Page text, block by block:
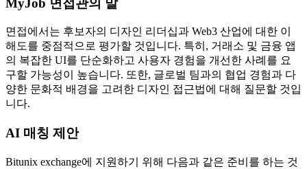
MyJob 면접관의 말
면접에서는 후보자의 디자인 리더십과 Web3 산업에 대한 이
해도를 중점적으로 평가할 것입니다. 특히, 거래소 및 금융 앱
의 복잡한 UI를 단순화하고 사용자 경험을 개선한 사례를 요
구할 가능성이 높습니다. 또한, 글로벌 팀과의 협업 경험과 다
양한 문화적 배경을 고려한 디자인 접근법에 대해 질문할 것입
니다.
AI 매칭 제안
Bitunix exchange에 지원하기 위해 다음과 같은 준비를 하는 것